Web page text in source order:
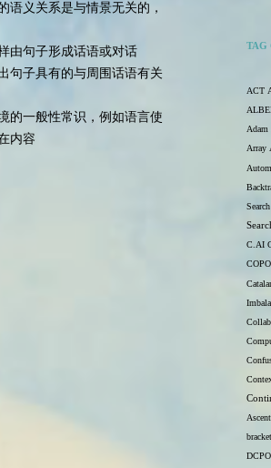
语义关系是与情景无关的，
由句子形成话语或对话
句子具有的与周围话语有关
的一般性常识，例如语言使
内容
TAG
ACT
Adam
Array
Search
C.AI
COPO
Ascent
DCPO